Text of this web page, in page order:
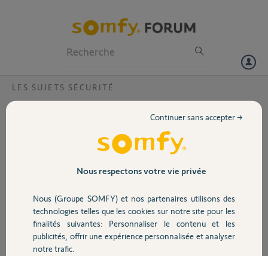
Volet
Sécurité
Domotique
LES SUJETS SÉCURITÉ
Caméra indoor avec volet qui se bloque
Est-il possible de la remplacer ou de la réparer ?
il y a plus de 2 ans
Participer au fil de discussion
Nous respectons votre vie privée
Nous (Groupe SOMFY) et nos partenaires utilisons des
technologies telles que les cookies sur notre site pour les
finalités suivantes: Personnaliser le contenu et les
publicités, offrir une expérience personnalisée et analyser
notre trafic.
Continuer sans accepter →